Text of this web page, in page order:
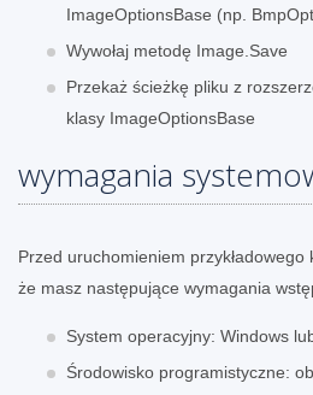
ImageOptionsBase (np.
Wywołaj metodę Image.Save
Przekaż ścieżkę pliku z
klasy ImageOptionsBase
wymagania
Przed uruchomieniem przykładowego
że masz następujące wymagania
System operacyjny: Windows
Środowisko programistyczne: